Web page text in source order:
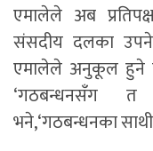
एमालेले अब
संसदीय दलका
एमालेले अनुकूल हुने
‘गठबन्धनसँग त
भने,‘गठबन्धनका